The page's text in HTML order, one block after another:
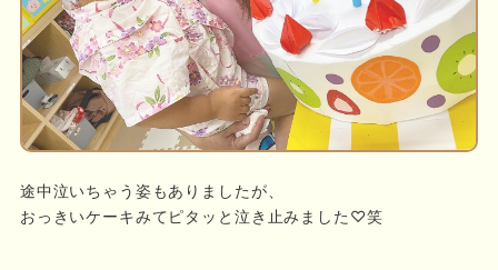
途中泣いちゃう姿もありましたが、
おっきいケーキみてピタッと泣き止みました♡笑